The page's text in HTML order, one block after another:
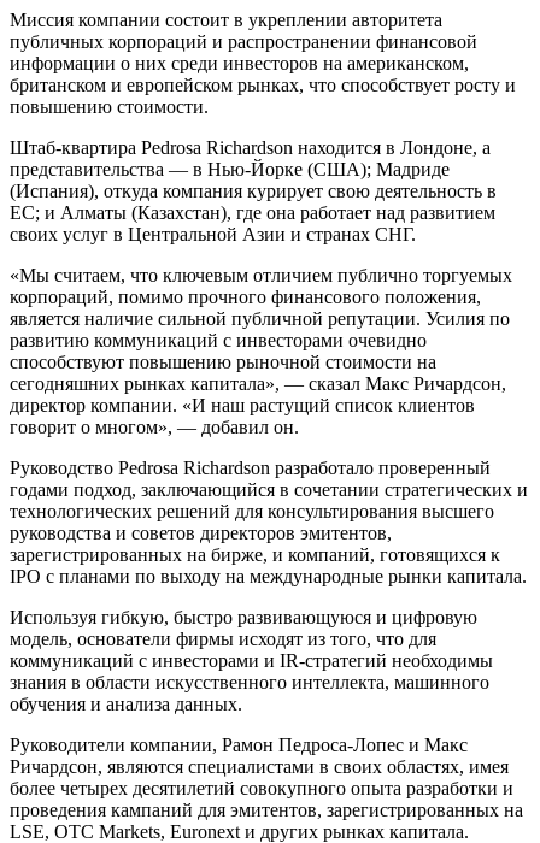
Миссия компании состоит в укреплении авторитета
публичных корпораций и распространении финансовой
информации о них среди инвесторов на американском,
британском и европейском рынках, что способствует росту и
повышению стоимости.
Штаб-квартира Pedrosa Richardson находится в Лондоне, а
представительства — в Нью-Йорке (США); Мадриде
(Испания), откуда компания курирует свою деятельность в
ЕС; и Алматы (Казахстан), где она работает над развитием
своих услуг в Центральной Азии и странах СНГ.
«Мы считаем, что ключевым отличием публично торгуемых
корпораций, помимо прочного финансового положения,
является наличие сильной публичной репутации. Усилия по
развитию коммуникаций с инвесторами очевидно
способствуют повышению рыночной стоимости на
сегодняшних рынках капитала», — сказал Макс Ричардсон,
директор компании. «И наш растущий список клиентов
говорит о многом», — добавил он.
Руководство Pedrosa Richardson разработало проверенный
годами подход, заключающийся в сочетании стратегических и
технологических решений для консультирования высшего
руководства и советов директоров эмитентов,
зарегистрированных на бирже, и компаний, готовящихся к
IPO с планами по выходу на международные рынки капитала.
Используя гибкую, быстро развивающуюся и цифровую
модель, основатели фирмы исходят из того, что для
коммуникаций с инвесторами и IR-стратегий необходимы
знания в области искусственного интеллекта, машинного
обучения и анализа данных.
Руководители компании, Рамон Педроса-Лопес и Макс
Ричардсон, являются специалистами в своих областях, имея
более четырех десятилетий совокупного опыта разработки и
проведения кампаний для эмитентов, зарегистрированных на
LSE, OTC Markets, Euronext и других рынках капитала.